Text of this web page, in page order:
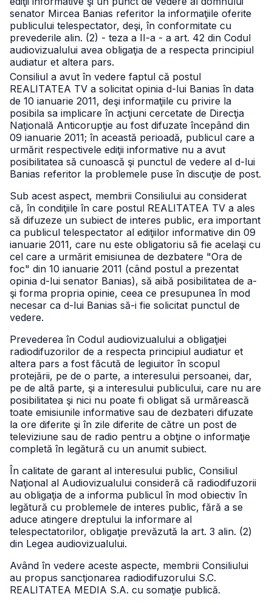
senator Mircea Banias referitor la informaţiile oferite
publicului telespectator, deşi, în conformitate cu
prevederile alin. (2) - teza a II-a - a art. 42 din Codul
audiovizualului avea obligaţia de a respecta principiul
audiatur et altera pars.
Consiliul a avut în vedere faptul că postul
REALITATEA TV a solicitat opinia d-lui Banias în data
de 10 ianuarie 2011, deşi informaţiile cu privire la
posibila sa implicare în acţiuni cercetate de Direcţia
Naţională Anticorupţie au fost difuzate începând din
09 ianuarie 2011; în această perioadă, publicul care a
urmărit respectivele ediţii informative nu a avut
posibilitatea să cunoască şi punctul de vedere al d-lui
Banias referitor la problemele puse în discuţie de post.
Sub acest aspect, membrii Consiliului au considerat
că, în condiţiile în care postul REALITATEA TV a ales
să difuzeze un subiect de interes public, era important
ca publicul telespectator al ediţiilor informative din 09
ianuarie 2011, care nu este obligatoriu să fie acelaşi cu
cel care a urmărit emisiunea de dezbatere "Ora de
foc" din 10 ianuarie 2011 (când postul a prezentat
opinia d-lui senator Banias), să aibă posibilitatea de a-
şi forma propria opinie, ceea ce presupunea în mod
necesar ca d-lui Banias să-i fie solicitat punctul de
vedere.
Prevederea în Codul audiovizualului a obligaţiei
radiodifuzorilor de a respecta principiul audiatur et
altera pars a fost făcută de legiuitor în scopul
protejării, pe de o parte, a interesului persoanei, dar,
pe de altă parte, şi a interesului publicului, care nu are
posibilitatea şi nici nu poate fi obligat să urmărească
toate emisiunile informative sau de dezbateri difuzate
la ore diferite şi în zile diferite de către un post de
televiziune sau de radio pentru a obţine o informaţie
completă în legătură cu un anumit subiect.
În calitate de garant al interesului public, Consiliul
Naţional al Audiovizualului consideră că radiodifuzorii
au obligaţia de a informa publicul în mod obiectiv în
legătură cu problemele de interes public, fără a se
aduce atingere dreptului la informare al
telespectatorilor, obligaţie prevăzută la art. 3 alin. (2)
din Legea audiovizualului.
Având în vedere aceste aspecte, membrii Consiliului
au propus sancţionarea radiodifuzorului S.C.
REALITATEA MEDIA S.A. cu somaţie publică.